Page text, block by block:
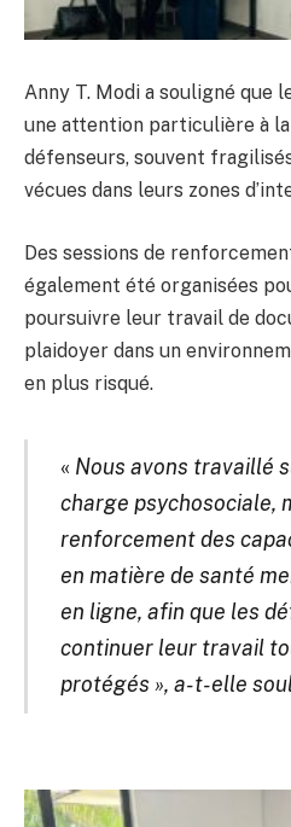
Anny T. Modi a souligné que
une attention particulière à
défenseurs, souvent
vécues dans leurs zones
Des sessions de
également été organisées
poursuivre leur travail de
plaidoyer dans un
en plus risqué.
« Nous avons travaillé
charge psychosociale,
renforcement des
en matière de santé
en ligne, afin que les
continuer leur travail
protégés », a-t-elle